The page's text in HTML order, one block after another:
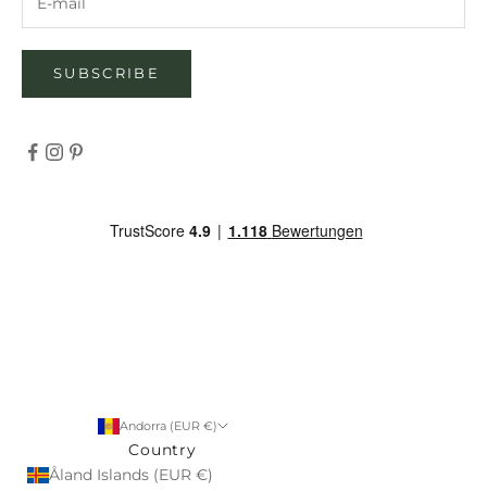
SUBSCRIBE
Andorra (EUR €)
Country
Åland Islands (EUR €)